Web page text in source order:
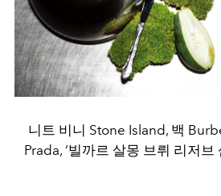
니트 비니 Stone Island, 백
Prada, ‘빌까르 살몽 브뤼 리저브